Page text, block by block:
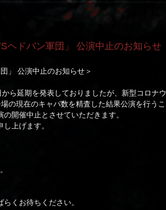
ヘドバン軍団」 公演中止のお知らせ
」 公演中止のお知らせ＞
ら延期を発表しておりましたが、新型コロナウ
の現在のキャパ数を精査した結果公演を行うこ
開催中止とさせていただきます。
上げます。
くお待ちください。